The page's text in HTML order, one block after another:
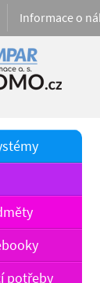
Informace o
potřeby